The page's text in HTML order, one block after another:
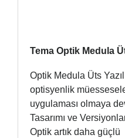
Tema Optik Medula
Optik Medula Üts
optisyenlik
uygulaması olmaya
Tasarımı ve
Optik artık daha güçlü